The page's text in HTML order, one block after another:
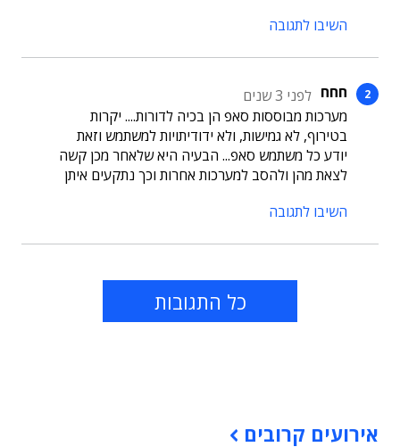
השיבו לתגובה
חחח לפני 3 שנים
מערכות מבוססות סאפ הן בכיה לדורות.... יקרות
בטירוף, לא גמישות, ולא ידודיתויות למשתמש וזאת
יודע כל משתמש סאפ... הבעיה היא שלאחר מכן קשה
לצאת מהן ולהסב למערכות אחרות וכך נתקעים איתן
השיבו לתגובה
כל התגובות
אירועים קרובים